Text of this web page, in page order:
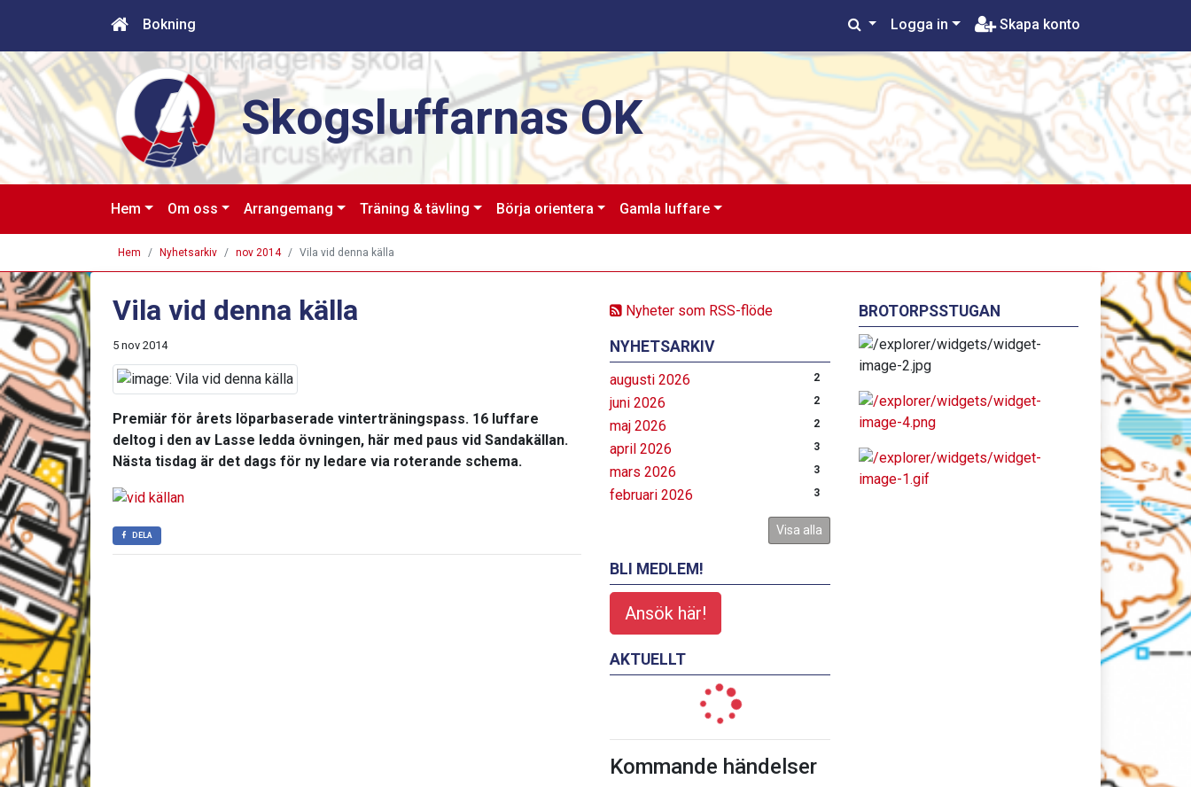
Bokning Logga in Skapa konto
Skogsluffarnas OK
Hem Om oss Arrangemang Träning & tävling Börja orientera Gamla luffare
Hem Nyhetsarkiv nov 2014 Vila vid denna källa
Nyheter som RSS-flöde
NYHETSARKIV
augusti 2026 2
juni 2026 2
maj 2026 2
april 2026 3
mars 2026 3
februari 2026 3
Visa alla
BLI MEDLEM!
Ansök här!
AKTUELLT
Kommande händelser
Vila vid denna källa
5 nov 2014
Premiär för årets löparbaserade vinterträningspass. 16 luffare
deltog i den av Lasse ledda övningen, här med paus vid Sandakällan.
Nästa tisdag är det dags för ny ledare via roterande schema.
DELA
BROTORPSSTUGAN